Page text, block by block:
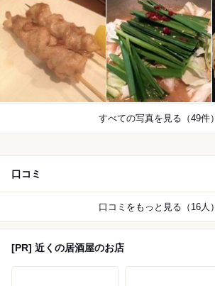
すべての写真を見る（49件）
口コミ
口コミをもっと見る（16人）
[PR] 近くの居酒屋のお店